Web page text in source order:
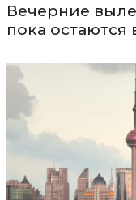
Вечерние
пока остаются